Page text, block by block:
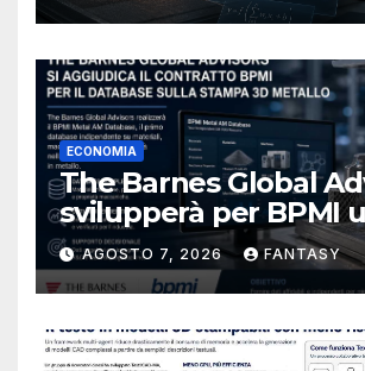
ECONOMIA
The Barnes Global
svilupperà per BPMI
database per la
metallica destinata
navale statunitense
AGOSTO 7, 2026 FANTASY